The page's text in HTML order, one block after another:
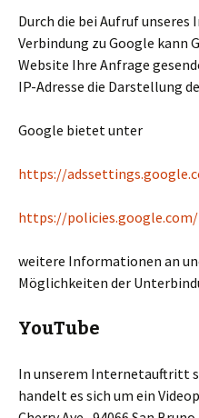
Durch die bei Aufruf
Verbindung zu Google
Website Ihre Anfrage
IP-Adresse die Darstellung
Google bietet unter
https://
https://
weitere Informationen an
Möglichkeiten der
YouTube
In unserem Internetauftritt
handelt es sich um ein